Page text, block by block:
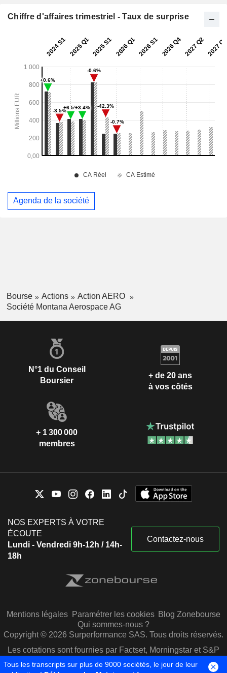
Chiffre d'affaires trimestriel - Taux de surprise
Agenda de la société
Bourse Actions
Action AERO
Société Montana Aerospace AG
N°1 du Conseil
Boursier
+ de 20 ans
à vos côtés
+ 1 300 000
membres
NOS EXPERTS À VOTRE
ÉCOUTE
Lundi - Vendredi 9h-12h / 14h-
18h
Contactez-nous
Mentions légales Paramétrer les cookies Blog Zonebourse
Qui sommes-nous ?
Copyright © 2026 Surperformance SAS. Tous droits réservés.
Les cotations sont fournies par Factset, Morningstar et S&P
Capital IQ
Tous les transcripts sur plus de 9000 sociétés, le jour de leur